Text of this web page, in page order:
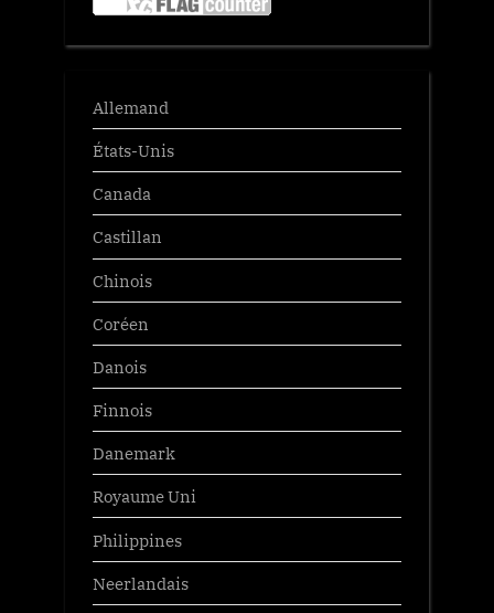
Allemand
États-Unis
Canada
Castillan
Chinois
Coréen
Danois
Finnois
Danemark
Royaume Uni
Philippines
Neerlandais